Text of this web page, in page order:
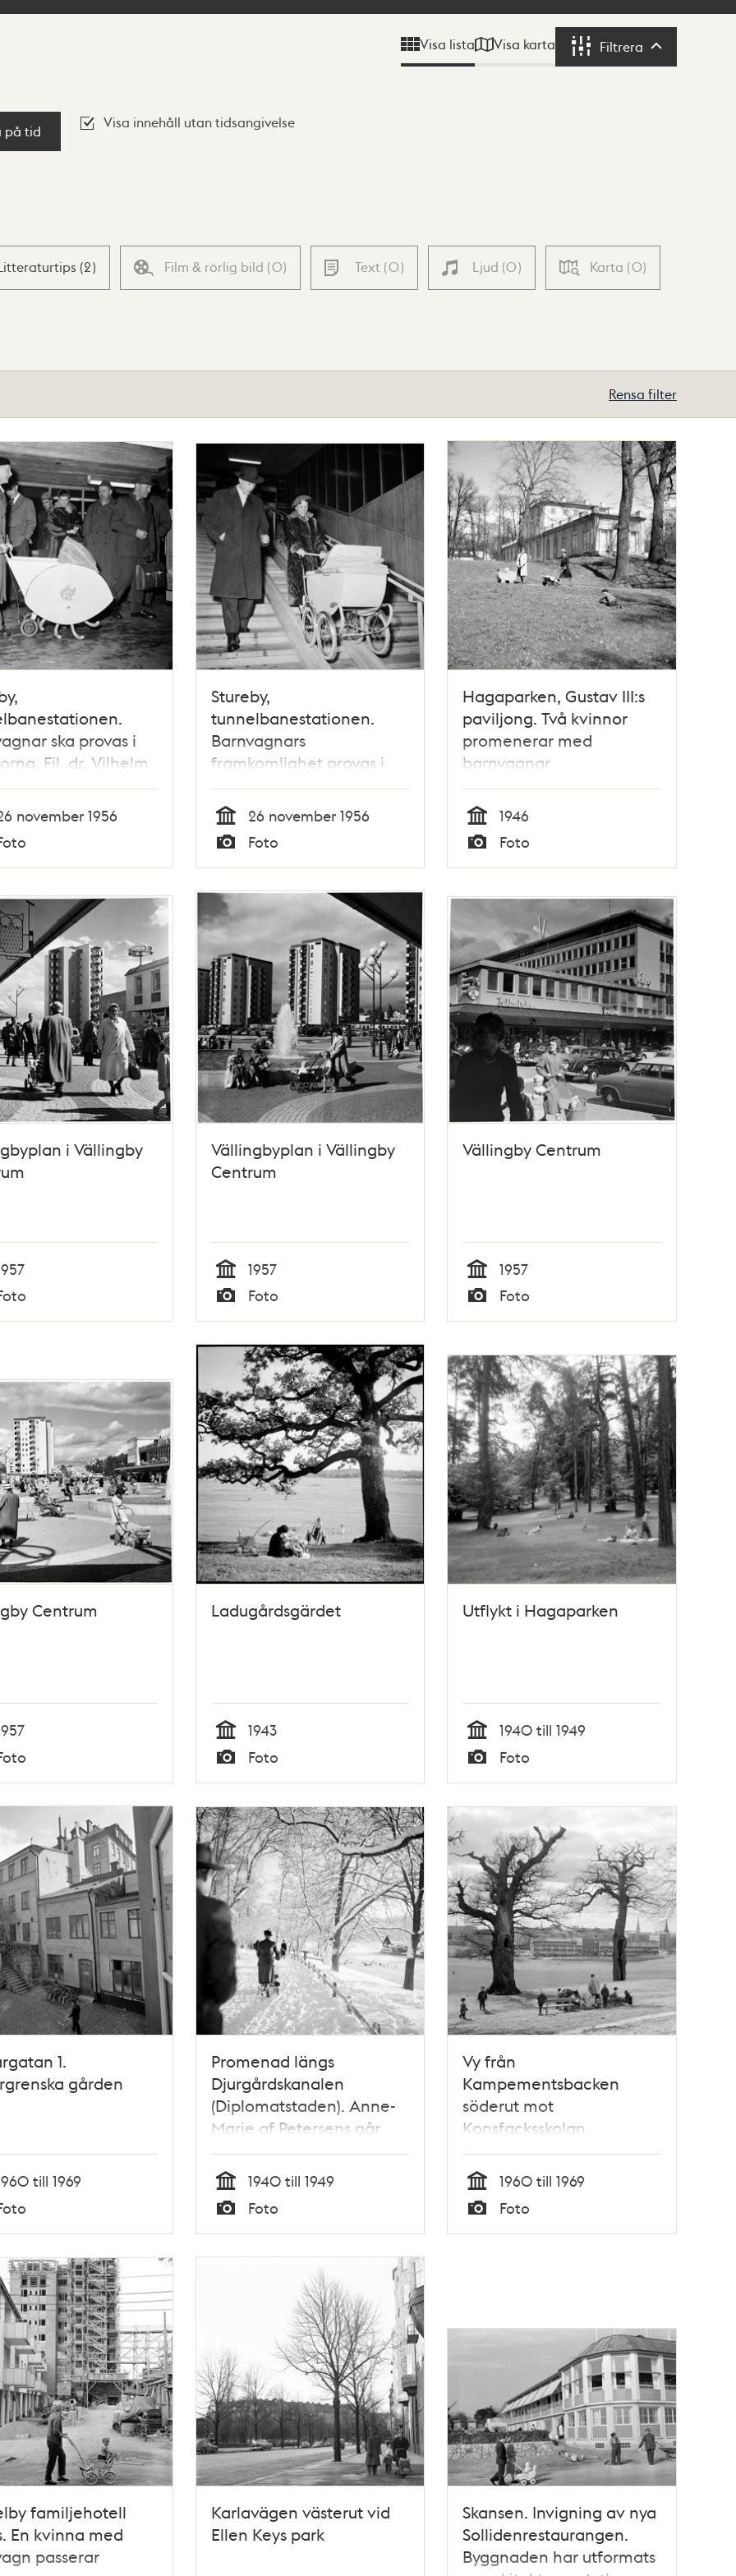
Visa lista Visa karta Filtrera Filtrera
på tid
Visa innehåll utan tidsangivelse
(2) Film & rörlig bild (0) Text (0) Ljud (0) Karta (0)
Rensa filter
ska provas i
Fil. dr. Vilhelm
Pettersson
sin
en barnvagn
gå i trappor
november 1956
Stureby,
tunnelbanestationen.
Barnvagnars
framkomlighet provas i
trapporna
Tid
26 november 1956
Typ
Foto
Hagaparken, Gustav III:s
paviljong. Två kvinnor
promenerar med
barnvagnar
Tid
1946
Typ
Foto
i Vällingby
Vällingbyplan i Vällingby
Centrum
Tid
1957
Typ
Foto
Vällingby Centrum
Tid
1957
Typ
Foto
Centrum Ladugårdsgärdet
Tid
1943
Foto
Utflykt i Hagaparken
Tid
1940 till 1949
Foto
1.
gården
till 1969
Promenad längs
Djurgårdskanalen
(Diplomatstaden). Anne-
Marie af Petersens går
med barnvagnen
Tid
1940 till 1949
Typ
Foto
Vy från
Kampementsbacken
söderut mot
Konsfacksskolan.
Tid
1960 till 1969
Typ
Foto
familjehotell
En kvinna med
passerar
Karlavägen västerut vid
Ellen Keys park
Skansen. Invigning av nya
Sollidenrestaurangen.
Byggnaden har utformats